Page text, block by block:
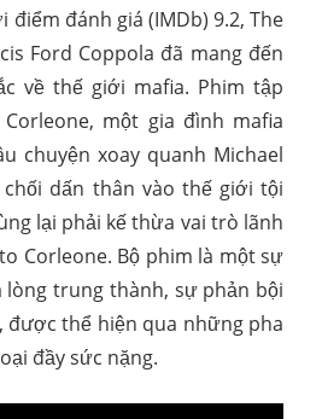
đánh giá (IMDb) 9.2, The
Ford Coppola đã mang đến
về thế giới mafia. Phim tập
một gia đình mafia
chuyện xoay quanh Michael
dấn thân vào thế giới tội
lại phải kế thừa vai trò lãnh
Corleone. Bộ phim là một sự
trung thành, sự phản bội
được thể hiện qua những pha
đầy sức nặng.